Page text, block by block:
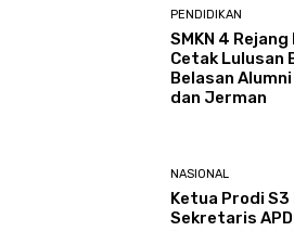
PENDIDIKAN
SMKN 4
Cetak Lulusan
Belasan
dan Jerman
NASIONAL
Ketua Prodi S3
Sekretaris